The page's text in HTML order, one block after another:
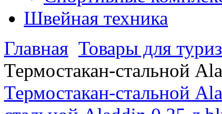
Швейная техника
Главная Товары для
Термостакан-стальной
Термостакан-стальной